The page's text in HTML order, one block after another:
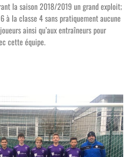
la saison 2018/2019 un grand exploit;
à la classe 4 sans pratiquement aucune
ainsi qu’aux entraîneurs pour
cette équipe.